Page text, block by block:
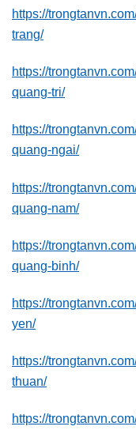
https://
trang/
https://
quang-tri/
https://
quang-ngai/
https://
quang-nam/
https://
quang-binh/
https://
yen/
https://
thuan/
https://